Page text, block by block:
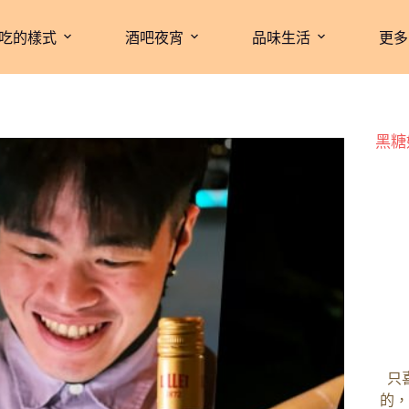
的樣式 酒吧夜宵 品味生活 更多
黑
只
的